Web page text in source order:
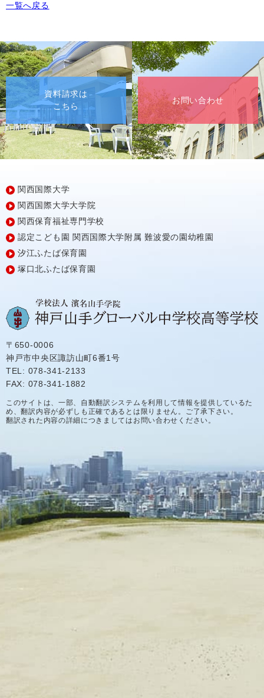
一覧へ戻る
資料請求は
こちら
お問い合わせ
関西国際大学
関西国際大学大学院
関西保育福祉専門学校
認定こども園 関西国際大学附属 難波愛の園幼稚園
汐江ふたば保育園
塚口北ふたば保育園
〒650-0006
神戸市中央区諏訪山町6番1号
TEL: 078-341-2133
FAX: 078-341-1882
このサイトは、一部、自動翻訳システムを利用して情報を提供しているた
め、翻訳内容が必ずしも正確であるとは限りません。ご了承下さい。
翻訳された内容の詳細につきましてはお問い合わせください。